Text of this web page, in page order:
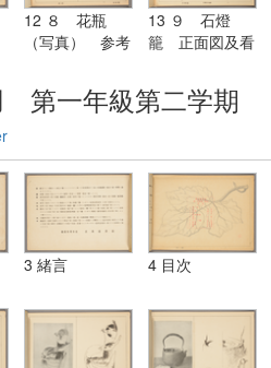
12 ８ 花瓶
（写真） 参考
13 ９ 石燈
籠 正面図及看
第一年級第二学期
3 緒言 4 目次